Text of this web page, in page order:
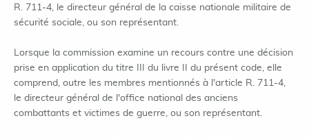
R. 711-4, le directeur général de la caisse nationale militaire de
sécurité sociale, ou son représentant.
Lorsque la commission examine un recours contre une décision
prise en application du titre III du livre II du présent code, elle
comprend, outre les membres mentionnés à l'article R. 711-4,
le directeur général de l'office national des anciens
combattants et victimes de guerre, ou son représentant.